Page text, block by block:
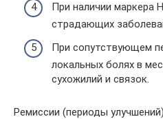
При наличии маркера
страдающих
При сопутствующем
локальных болях в
сухожилий и связок.
Ремиссии (периоды